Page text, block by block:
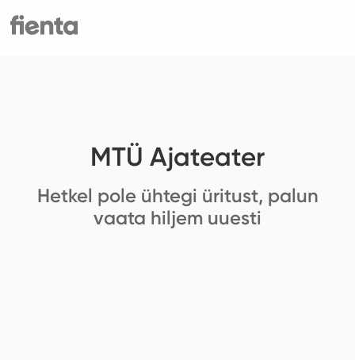
MTÜ Ajateater
Hetkel pole ühtegi üritust, palun
vaata hiljem uuesti